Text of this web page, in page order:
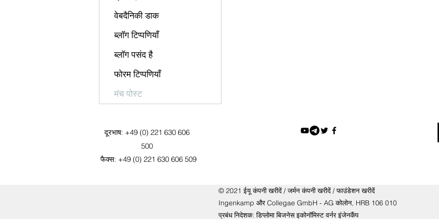
वेबदैनिकी डाक
ब्लॉग टिप्पणियाँ
ब्लॉग पसंद है
फोरम टिप्पणियाँ
मंच पोस्ट
दूरभाष: +49 (0) 221 630 606
500
फैक्स: +49 (0) 221 630 606 509
© 2021 ईयू कंपनी खरीदें / जर्मन कंपनी खरीदें / फाउंडेशन खरीदें
Ingenkamp और Collegae GmbH - AG कोलोन, HRB 106 010
प्रबंध निदेशक: डिप्लोमा बिजनेस इकोनॉमिस्ट वर्नर इंजेनकैंप